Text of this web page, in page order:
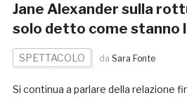
Jane Alexander sulla
solo detto come stanno
SPETTACOLO da Sara Fonte
Si continua a parlare della relazione